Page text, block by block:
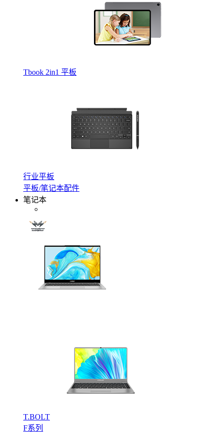
Tbook 2in1 平板
行业平板
平板/笔记本配件
笔记本
T.BOLT
F系列